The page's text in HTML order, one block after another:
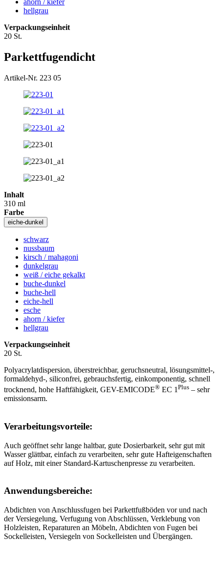
ahorn / kiefer
hellgrau
Verpackungseinheit
20 St.
Parkettfugendicht
Artikel-Nr. 223 05
Inhalt
310 ml
Farbe
eiche-dunkel
schwarz
nussbaum
kirsch / mahagoni
dunkelgrau
weiß / eiche gekalkt
buche-dunkel
buche-hell
eiche-hell
esche
ahorn / kiefer
hellgrau
Verpackungseinheit
20 St.
Polyacrylatdispersion, überstreichbar, geruchsneutral, lösungsmittel-,
formaldehyd-, siliconfrei, gebrauchsfertig, einkomponentig, schnell
trocknend, hohe Haftfähigkeit, GEV-EMICODE® EC 1 Plus – sehr
emissionsarm.
Verarbeitungsvorteile:
Auch geöffnet sehr lange haltbar, gute Dosierbarkeit, sehr gut mit
Wasser glättbar, einfach zu verarbeiten, sehr gute Hafteigenschaften
auf Holz, mit einer Standard-Kartuschenpresse zu verarbeiten.
Anwendungsbereiche:
Abdichten von Anschlussfugen bei Parkettfußböden vor und nach
der Versiegelung, Verfugung von Abschlüssen, Verklebung von
Holzleisten, Reparaturen an Möbeln, Abdichten von Fugen bei
Sockelleisten, Versiegeln von Sockelleisten und Übergängen.